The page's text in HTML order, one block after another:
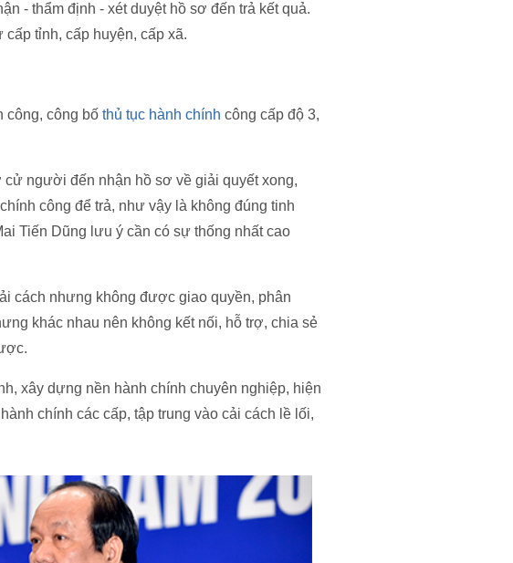
- thẩm định - xét duyệt hồ sơ đến trả kết quả.
tỉnh, cấp huyện, cấp xã.
công, công bố thủ tục hành chính công cấp độ 3,
người đến nhận hồ sơ về giải quyết xong,
công để trả, như vậy là không đúng tinh
Tiến Dũng lưu ý cần có sự thống nhất cao
cách nhưng không được giao quyền, phân
khác nhau nên không kết nối, hỗ trợ, chia sẻ
xây dựng nền hành chính chuyên nghiệp, hiện
chính các cấp, tập trung vào cải cách lề lối,